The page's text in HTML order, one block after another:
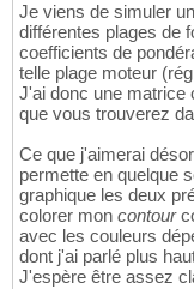
Je viens de simuler
différentes plages de
coefficients de
telle plage moteur
J'ai donc une matrice
que vous trouverez
Ce que j'aimerai
permette en quelque
graphique les deux
colorer mon contour
avec les couleurs
dont j'ai parlé plus
J'espère être assez